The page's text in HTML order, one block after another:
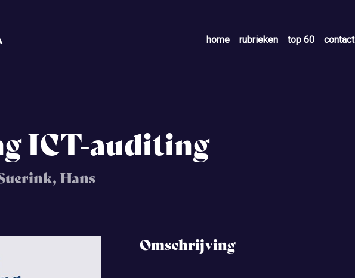
home rubrieken top 60 contact
ICT-auditing
Hans
Omschrijving